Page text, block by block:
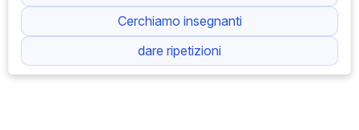
Cerchiamo insegnanti
dare ripetizioni